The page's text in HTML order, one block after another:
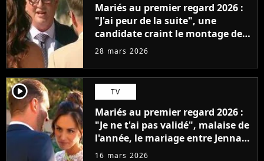
Mariés au premier regard 2026 :
"J'ai peur de la suite", une
candidate craint le montage des
prochains épisodes
28 mars 2026
player2 TV
Mariés au premier regard 2026 :
"Je ne t'ai pas validé", malaise de
l'année, le mariage entre Jenna
et Laurent tourne à la
16 mars 2026